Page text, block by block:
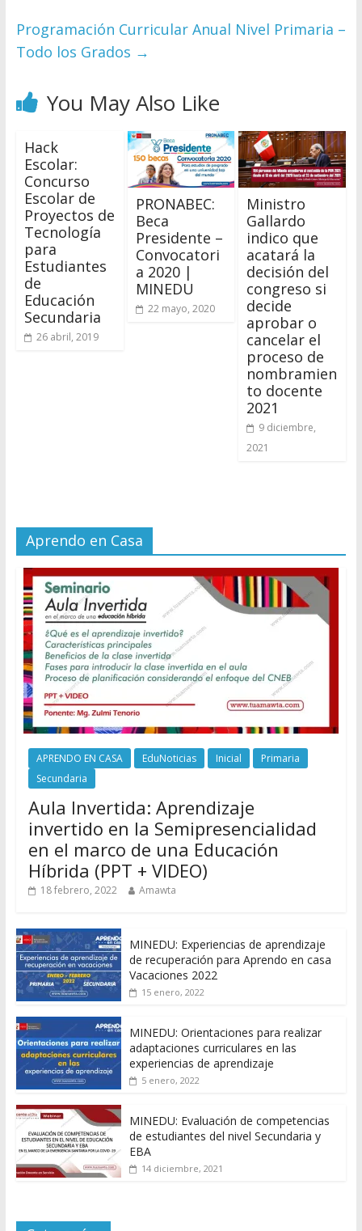
Programación Curricular Anual Nivel Primaria –
Todo los Grados →
You May Also Like
Hack
Escolar:
Concurso
Escolar de
Proyectos de
Tecnología
para
Estudiantes
de
Educación
Secundaria
26 abril, 2019
PRONABEC:
Beca
Presidente –
Convocatori
a 2020 |
MINEDU
22 mayo, 2020
Ministro
Gallardo
indico que
acatará la
decisión del
congreso si
decide
aprobar o
cancelar el
proceso de
nombramien
to docente
2021
9 diciembre,
2021
Aprendo en Casa
APRENDO EN CASA EduNoticias Inicial
Primaria
Secundaria
Aula Invertida: Aprendizaje
invertido en la Semipresencialidad
en el marco de una Educación
Híbrida (PPT + VIDEO)
18 febrero, 2022 Amawta
MINEDU: Experiencias de aprendizaje
de recuperación para Aprendo en casa
Vacaciones 2022
15 enero, 2022
MINEDU: Orientaciones para realizar
adaptaciones curriculares en las
experiencias de aprendizaje
5 enero, 2022
MINEDU: Evaluación de competencias
de estudiantes del nivel Secundaria y
EBA
14 diciembre, 2021